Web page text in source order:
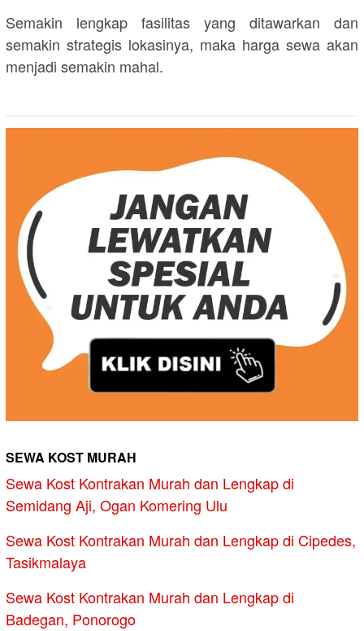
Semakin lengkap fasilitas yang ditawarkan dan
semakin strategis lokasinya, maka harga sewa akan
menjadi semakin mahal.
SEWA KOST MURAH
Sewa Kost Kontrakan Murah dan Lengkap di
Semidang Aji, Ogan Komering Ulu
Sewa Kost Kontrakan Murah dan Lengkap di Cipedes,
Tasikmalaya
Sewa Kost Kontrakan Murah dan Lengkap di
Badegan, Ponorogo